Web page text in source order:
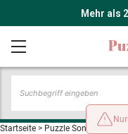
Mehr als
Startseite > Puzzle Sonne, Mond